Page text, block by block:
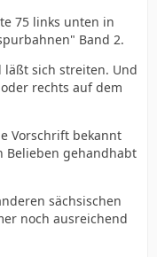
75 links unten in
Band 2.
läßt sich streiten. Und
rechts auf dem
Vorschrift bekannt
Belieben gehandhabt
sächsischen
noch ausreichend